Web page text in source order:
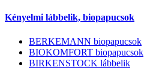
Kényelmi lábbelik, biopapucsok
BERKEMANN biopapucsok
BIOKOMFORT biopapucsok
BIRKENSTOCK lábbelik